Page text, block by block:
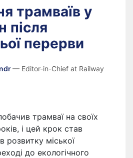
трамваїв у
після
перерви
— Editor-in-Chief at Railway
трамваї на своїх
і цей крок став
міської
до екологічного